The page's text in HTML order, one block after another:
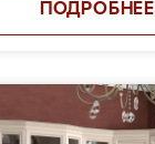
ПОДРОБНЕЕ